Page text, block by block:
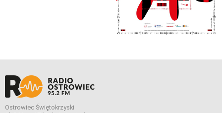
Ostrowiec Świętokrzyski